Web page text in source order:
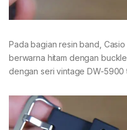
Pada bagian resin band,
berwarna hitam dengan
dengan seri vintage DW-5900